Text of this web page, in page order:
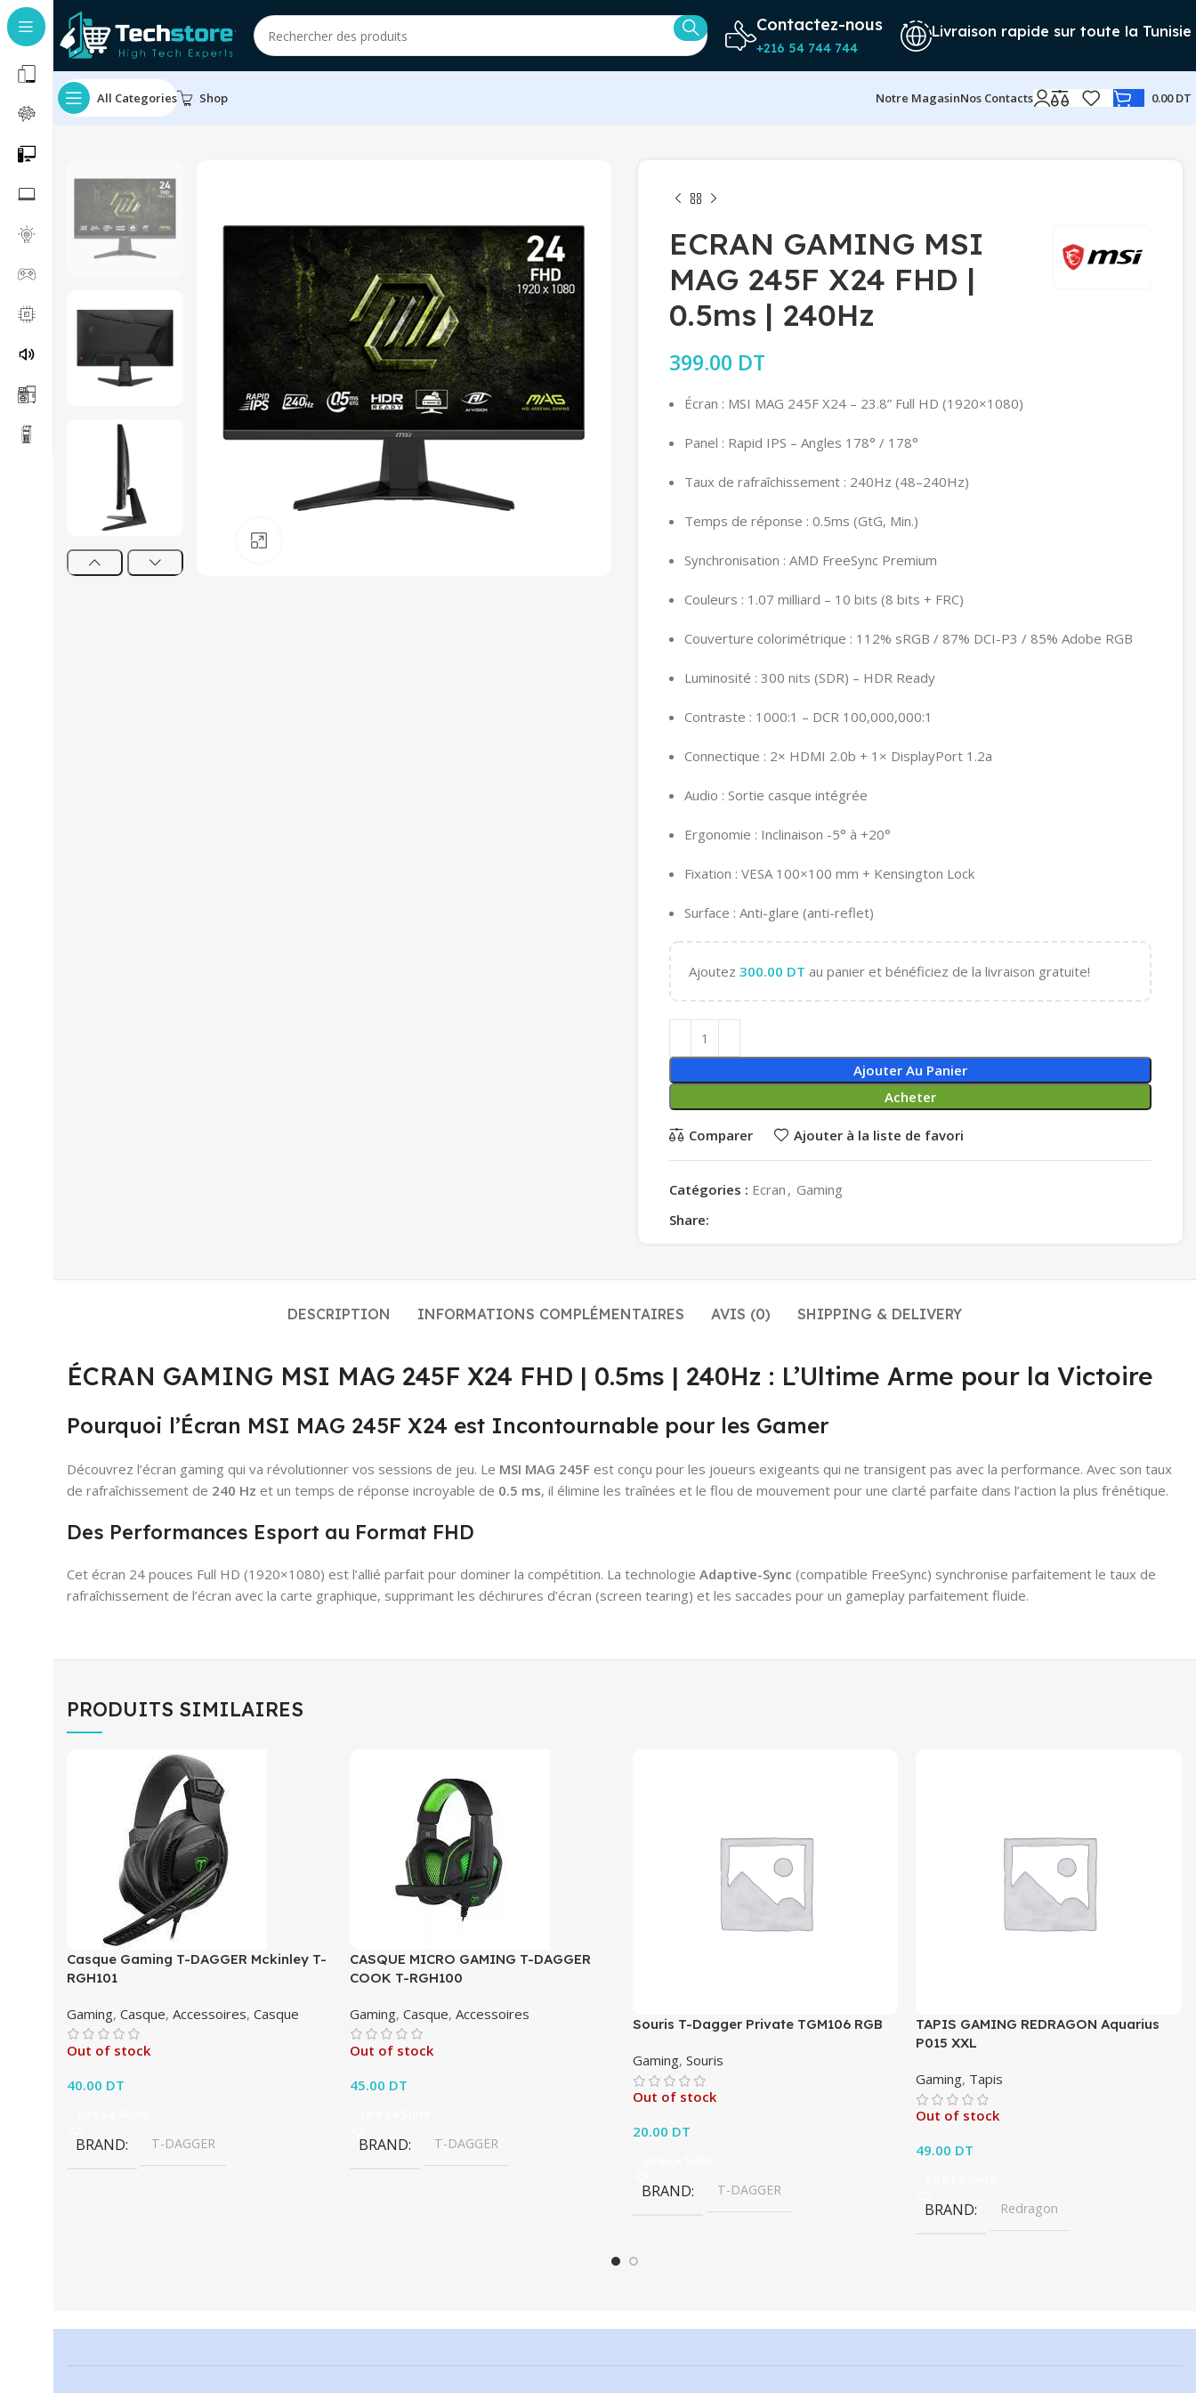
Contactez-nous
+216 54 744 744
Livraison rapide sur toute la Tunisie
All Categories Shop Notre MagasinNos Contacts 0.00DT
ECRAN GAMING MSI
MAG 245F X24 FHD |
0.5ms | 240Hz
399.00 DT
Écran : MSI MAG 245F X24 – 23.8” Full HD (1920×1080)
Panel : Rapid IPS – Angles 178° / 178°
Taux de rafraîchissement : 240Hz (48–240Hz)
Temps de réponse : 0.5ms (GtG, Min.)
Synchronisation : AMD FreeSync Premium
Couleurs : 1.07 milliard – 10 bits (8 bits + FRC)
Couverture colorimétrique : 112% sRGB / 87% DCI-P3 / 85% Adobe RGB
Luminosité : 300 nits (SDR) – HDR Ready
Contraste : 1000:1 – DCR 100,000,000:1
Connectique : 2× HDMI 2.0b + 1× DisplayPort 1.2a
Audio : Sortie casque intégrée
Ergonomie : Inclinaison -5° à +20°
Fixation : VESA 100×100 mm + Kensington Lock
Surface : Anti-glare (anti-reflet)
Ajoutez 300.00 DT au panier et bénéficiez de la livraison gratuite!
Ajouter Au Panier
Acheter
Comparer Ajouter à la liste de favori
Catégories : Ecran , Gaming
Share:
DESCRIPTION INFORMATIONS COMPLÉMENTAIRES AVIS (0) SHIPPING & DELIVERY
ÉCRAN GAMING MSI MAG 245F X24 FHD | 0.5ms | 240Hz : L’Ultime Arme pour la Victoire
Pourquoi l’Écran MSI MAG 245F X24 est Incontournable pour les Gamer
Découvrez l’écran gaming qui va révolutionner vos sessions de jeu. Le MSI MAG 245F est conçu pour les joueurs exigeants qui ne transigent pas avec la performance. Avec son taux
de rafraîchissement de 240 Hz et un temps de réponse incroyable de 0.5 ms, il élimine les traînées et le flou de mouvement pour une clarté parfaite dans l’action la plus frénétique.
Des Performances Esport au Format FHD
Cet écran 24 pouces Full HD (1920×1080) est l’allié parfait pour dominer la compétition. La technologie Adaptive-Sync (compatible FreeSync) synchronise parfaitement le taux de
rafraîchissement de l’écran avec la carte graphique, supprimant les déchirures d’écran (screen tearing) et les saccades pour un gameplay parfaitement fluide.
PRODUITS SIMILAIRES
Casque Gaming T-DAGGER Mckinley T-
RGH101
Gaming, Casque, Accessoires, Casque
Out of stock
40.00 DT
BRAND T-DAGGER
CASQUE MICRO GAMING T-DAGGER
COOK T-RGH100
Gaming,Casque,Accessoires
Out of stock
45.00 DT
BRAND T-DAGGER
Souris T-Dagger Private TGM106 RGB
Gaming,Souris
Out of stock
20.00 DT
BRAND T-DAGGER
TAPIS GAMING REDRAGON Aquarius
P015 XXL
Gaming, Tapis
Out of stock
49.00 DT
BRAND Redragon